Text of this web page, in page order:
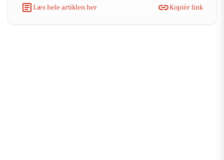
Læs hele artiklen her
Kopiér link